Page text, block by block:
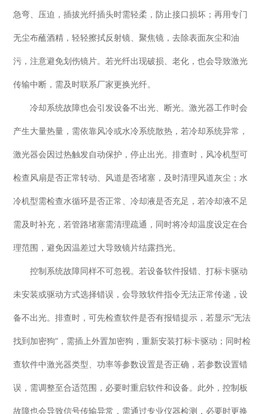
急弯、压迫，插拔光纤插头时需轻柔，防止接口损坏；再用专门
无尘布蘸酒精，轻轻擦拭反射镜、聚焦镜，去除表面灰尘和油
污，注意避免划伤镜片。若光纤出现破损、老化，也会导致激光
传输中断，需及时联系厂家更换光纤。
冷却系统故障也会引发设备不出光、断光。激光器工作时会
产生大量热量，需依靠风冷或水冷系统散热，若冷却系统异常，
激光器会因过热触发自动保护，停止出光。排查时，风冷机型可
检查风扇是否正常转动、风道是否堵塞，及时清理风道灰尘；水
冷机型需检查水循环是否正常、冷却液是否充足，若冷却液不足
需及时补充，若管路堵塞需清理疏通，同时将冷却温度设定在合
理范围，避免因温差过大导致镜片结露挡光。
控制系统故障同样不可忽视。若设备软件报错、打标卡驱动
未安装或驱动方式选择错误，会导致软件指令无法正常传递，设
备不出光。排查时，可先检查软件是否有报错提示，若显示“无法
找到加密狗”，需插上外置加密狗，重新安装打标卡驱动；同时检
查软件中激光器类型、功率等参数设置是否正确，若参数设置错
误，需调整至合适范围，必要时重启软件和设备。此外，控制板
故障也会导致信号传输异常，需通过专业仪器检测，必要时更换